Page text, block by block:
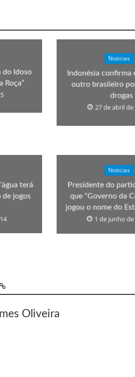
do Idoso
Roça”
Noticias
Indonésia confirma
outro brasileiro
drogas
27 de abril de
terá
de jogos
Noticias
Presidente do
que “Governo da
jogou o nome do
1 de junho de
Oliveira